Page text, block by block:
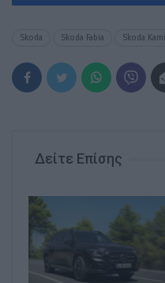
Skoda Skoda Fabia Skoda
Δείτε Επίσης